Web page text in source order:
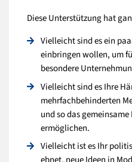
Diese Unterstützung hat
Vielleicht sind es ein
einbringen wollen, um
besondere
Vielleicht sind es Ihre
mehrfachbehinderten
und so das gemeinsame
ermöglichen.
Vielleicht ist es Ihr